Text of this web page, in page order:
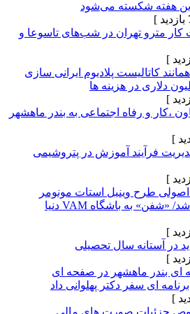
می‌شود
در شب‌های تاسوعا و
پلادیوم ایرانی سازی
اجتماعی به بندر ماهشهر
آموزش در پتروشیمی
استات مونومر
پتروشیمی فن‌آوران صادر شد/ «شفن» به باشگاه VAM دنیا
سال تحصیلی
در صفحه ای
دکتر پهلوانی داد